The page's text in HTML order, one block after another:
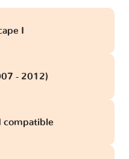
I
- 2012)
compatible